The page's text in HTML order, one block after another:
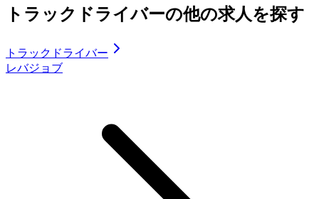
トラックドライバーの他の求人を探す
トラックドライバー
レバジョブ